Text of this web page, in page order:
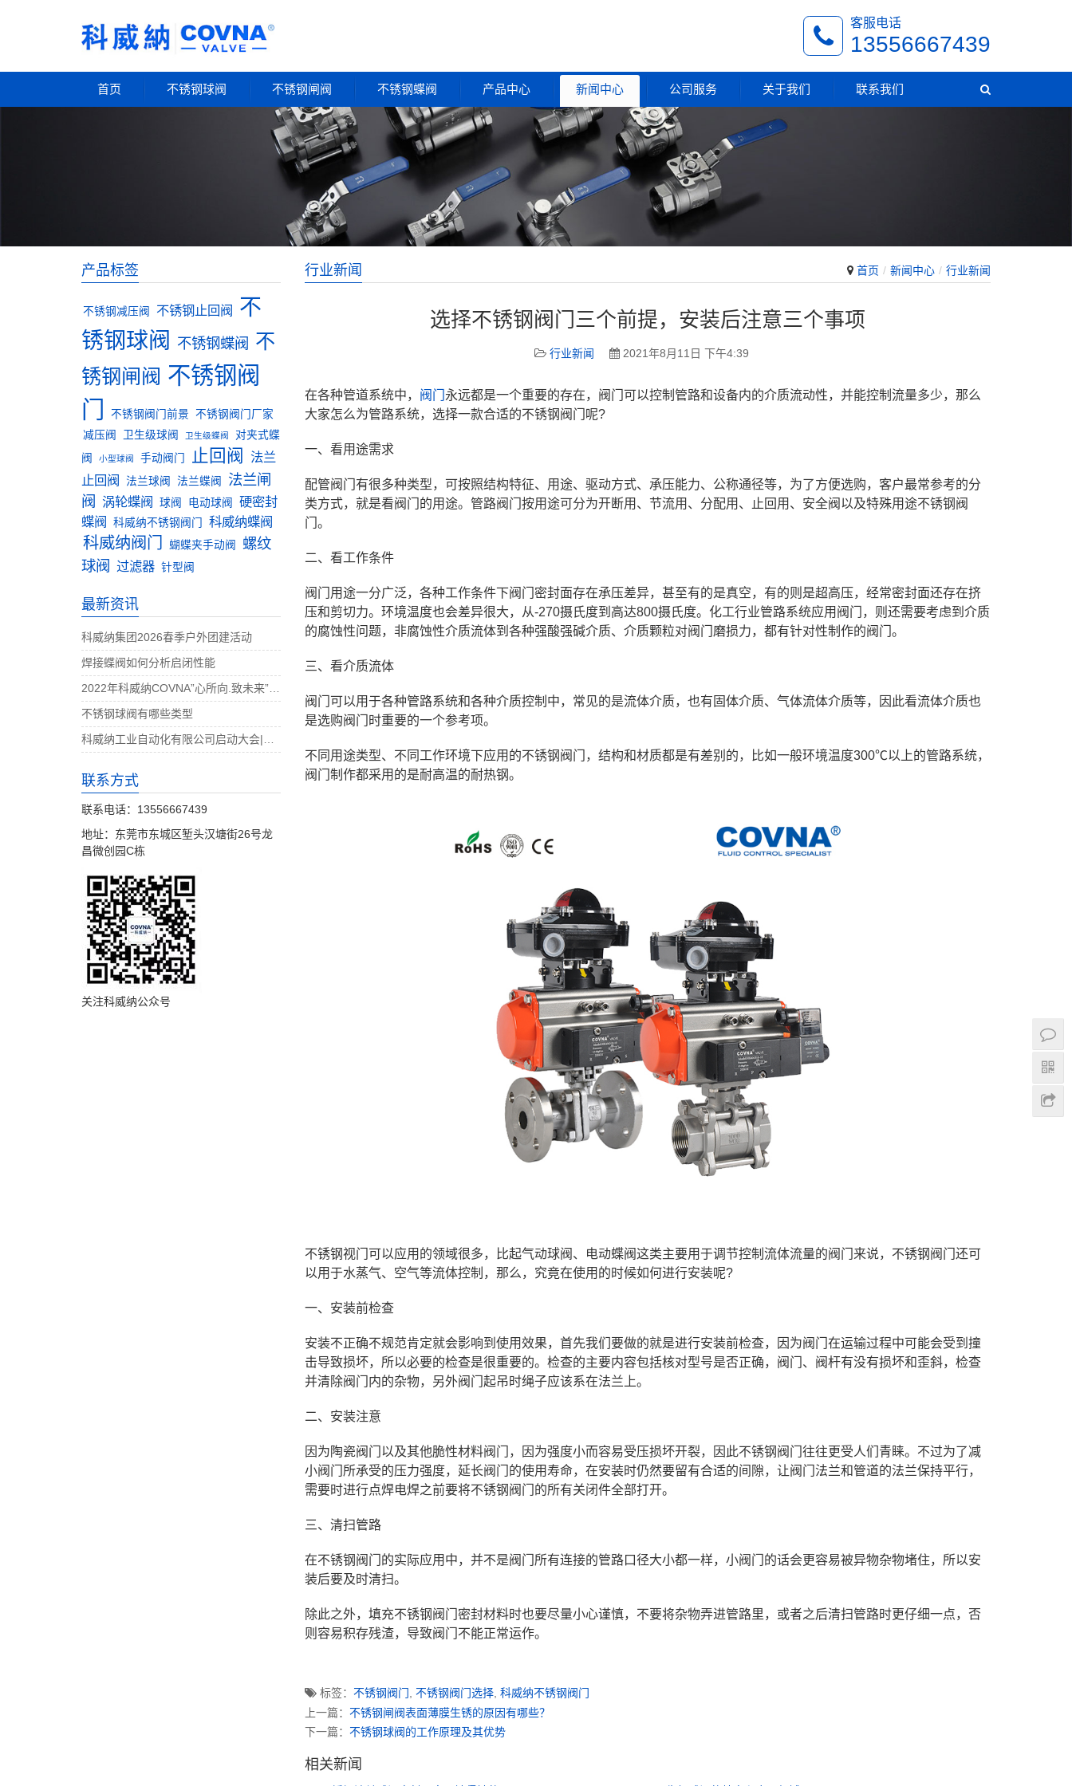
客服电话
13556667439
首页 不锈钢球阀 不锈钢闸阀 不锈钢蝶阀 产品中心 新闻中心 公司服务 关于我们 联系我们
首页 新闻中心 行业新闻
行业新闻
选择不锈钢阀门三个前提，安装后注意三个事项
行业新闻 2021年8月11日 下午4:39
在各种管道系统中， 阀门 永远都是一个重要的存在，阀门可以控制管路和设备内的介质流动性，并能控制流量多少，那么
大家怎么为管路系统，选择一款合适的不锈钢阀门呢?
一、看用途需求
配管阀门有很多种类型，可按照结构特征、用途、驱动方式、承压能力、公称通径等，为了方便选购，客户最常参考的分
类方式，就是看阀门的用途。管路阀门按用途可分为开断用、节流用、分配用、止回用、安全阀以及特殊用途不锈钢阀
门。
二、看工作条件
阀门用途一分广泛，各种工作条件下阀门密封面存在承压差异，甚至有的是真空，有的则是超高压，经常密封面还存在挤
压和剪切力。环境温度也会差异很大，从-270摄氏度到高达800摄氏度。化工行业管路系统应用阀门，则还需要考虑到介质
的腐蚀性问题，非腐蚀性介质流体到各种强酸强碱介质、介质颗粒对阀门磨损力，都有针对性制作的阀门。
三、看介质流体
阀门可以用于各种管路系统和各种介质控制中，常见的是流体介质，也有固体介质、气体流体介质等，因此看流体介质也
是选购阀门时重要的一个参考项。
不同用途类型、不同工作环境下应用的不锈钢阀门，结构和材质都是有差别的，比如一般环境温度300℃以上的管路系统，
阀门制作都采用的是耐高温的耐热钢。
不锈钢视门可以应用的领域很多，比起气动球阀、电动蝶阀这类主要用于调节控制流体流量的阀门来说，不锈钢阀门还可
以用于水蒸气、空气等流体控制，那么，究竟在使用的时候如何进行安装呢?
一、安装前检查
安装不正确不规范肯定就会影响到使用效果，首先我们要做的就是进行安装前检查，因为阀门在运输过程中可能会受到撞
击导致损坏，所以必要的检查是很重要的。检查的主要内容包括核对型号是否正确，阀门、阀杆有没有损坏和歪斜，检查
并清除阀门内的杂物，另外阀门起吊时绳子应该系在法兰上。
二、安装注意
因为陶瓷阀门以及其他脆性材料阀门，因为强度小而容易受压损坏开裂，因此不锈钢阀门往往更受人们青睐。不过为了减
小阀门所承受的压力强度，延长阀门的使用寿命，在安装时仍然要留有合适的间隙，让阀门法兰和管道的法兰保持平行，
需要时进行点焊电焊之前要将不锈钢阀门的所有关闭件全部打开。
三、清扫管路
在不锈钢阀门的实际应用中，并不是阀门所有连接的管路口径大小都一样，小阀门的话会更容易被异物杂物堵住，所以安
装后要及时清扫。
除此之外，填充不锈钢阀门密封材料时也要尽量小心谨慎，不要将杂物弄进管路里，或者之后清扫管路时更仔细一点，否
则容易积存残渣，导致阀门不能正常运作。
标签： 不锈钢阀门 不锈钢阀门选择 科威纳不锈钢阀门
上一篇： 不锈钢闸阀表面薄膜生锈的原因有哪些？
下一篇： 不锈钢球阀的工作原理及其优势
相关新闻
产品标签
不锈钢减压阀 不锈钢止回阀
不
锈钢球阀
不锈钢蝶阀 不
锈钢闸阀 不锈钢阀
门
不锈钢阀门前景 不锈钢阀门厂家
减压阀
卫生级球阀 卫生级蝶阀
对夹式蝶
阀
小型球阀 手动阀门 止回阀
法兰
止回阀
法兰球阀 法兰蝶阀
法兰闸
阀 涡轮蝶阀 球阀 电动球阀
硬密封
蝶阀
科威纳不锈钢阀门 科威纳蝶阀
科威纳阀门 蝴蝶夹手动阀
螺纹
球阀 过滤器 针型阀
最新资讯
科威纳集团2026春季户外团建活动
焊接蝶阀如何分析启闭性能
不锈钢球阀有哪些类型
联系方式
联系电话：13556667439
地址：东莞市东城区堑头汉塘街26号龙
昌微创园C栋
关注科威纳公众号